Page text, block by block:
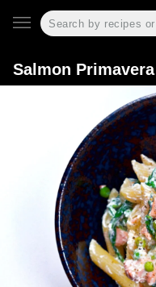
Salmon Primavera